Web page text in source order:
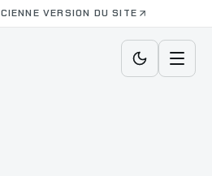
VERSION DU SITE